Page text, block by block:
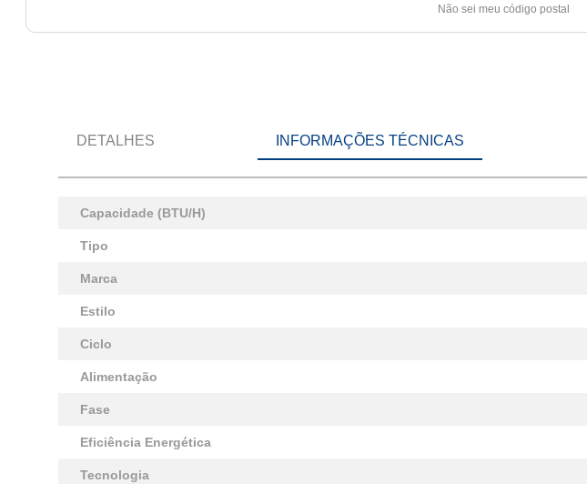
Não sei meu código postal
DETALHES INFORMAÇÕES TÉCNICAS
Capacidade (BTU/H)
Tipo
Marca
Estilo
Ciclo
Alimentação
Fase
Eficiência Energética
Tecnologia